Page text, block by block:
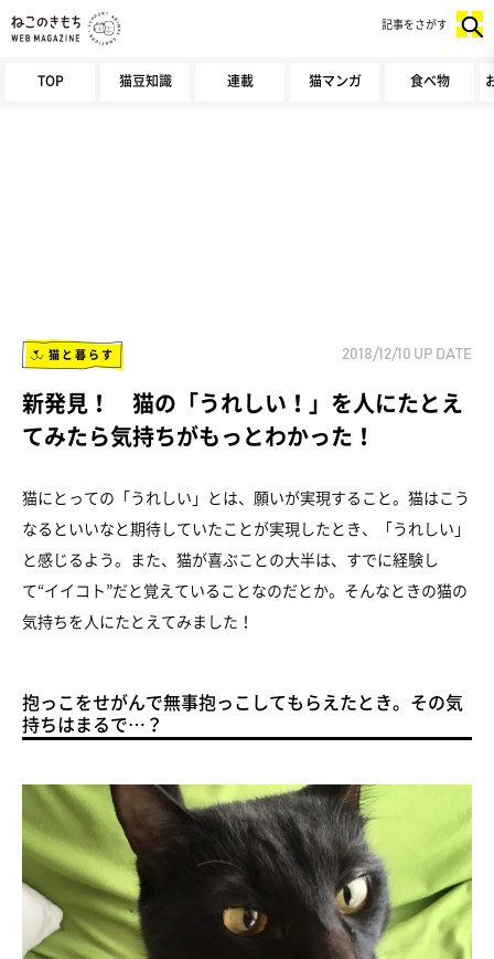
TOP 猫豆知識 連載 猫マンガ 食べ物
記事をさがす
猫と暮らす 2018/12/10 UP DATE
新発見！ 猫の「うれしい！」を人にたとえ
てみたら気持ちがもっとわかった！
猫にとっての「うれしい」とは、願いが実現すること。猫はこう
なるといいなと期待していたことが実現したとき、「うれしい」
と感じるよう。また、猫が喜ぶことの大半は、すでに経験し
て“イイコト”だと覚えていることなのだとか。そんなときの猫の
気持ちを人にたとえてみました！
抱っこをせがんで無事抱っこしてもらえたとき。その気
持ちはまるで…？